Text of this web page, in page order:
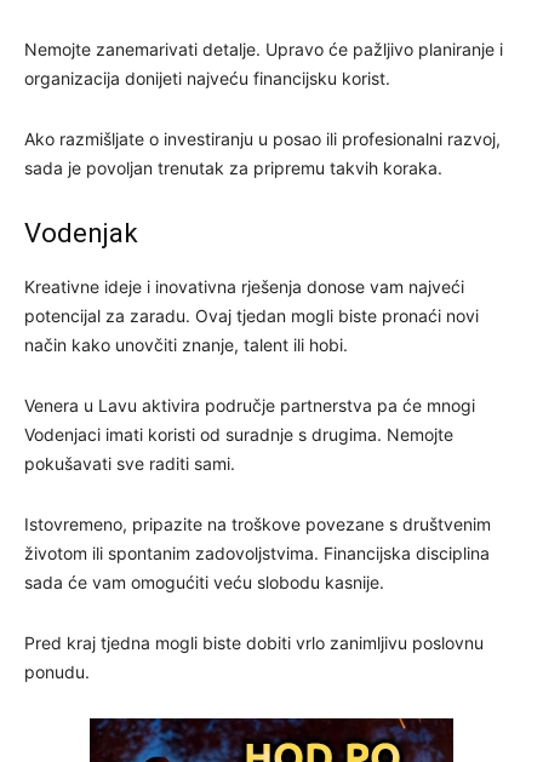
Nemojte zanemarivati detalje. Upravo će pažljivo planiranje i
organizacija donijeti najveću financijsku korist.
Ako razmišljate o investiranju u posao ili profesionalni razvoj,
sada je povoljan trenutak za pripremu takvih koraka.
Vodenjak
Kreativne ideje i inovativna rješenja donose vam najveći
potencijal za zaradu. Ovaj tjedan mogli biste pronaći novi
način kako unovčiti znanje, talent ili hobi.
Venera u Lavu aktivira područje partnerstva pa će mnogi
Vodenjaci imati koristi od suradnje s drugima. Nemojte
pokušavati sve raditi sami.
Istovremeno, pripazite na troškove povezane s društvenim
životom ili spontanim zadovoljstvima. Financijska disciplina
sada će vam omogućiti veću slobodu kasnije.
Pred kraj tjedna mogli biste dobiti vrlo zanimljivu poslovnu
ponudu.